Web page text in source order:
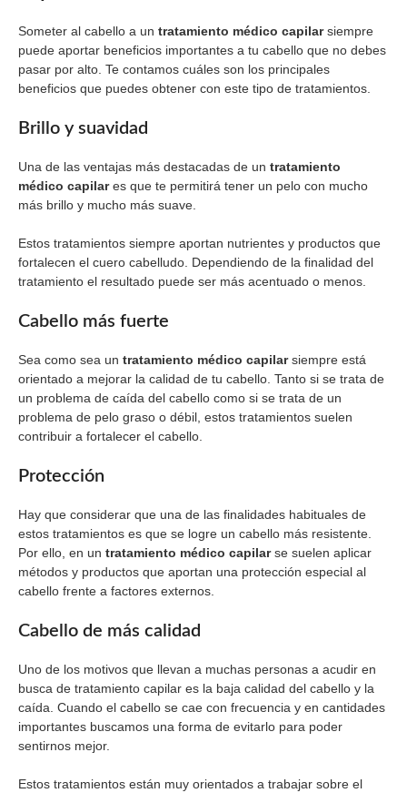
Someter al cabello a un tratamiento médico capilarsiempre
puede aportar beneficios importantes a tu cabello que no debes
pasar por alto. Te contamos cuáles son los principales
beneficios que puedes obtener con este tipo de tratamientos.
Brillo y suavidad
Una de las ventajas más destacadas de un tratamiento
médico capilares que te permitirá tener un pelo con mucho
más brillo y mucho más suave.
Estos tratamientos siempre aportan nutrientes y productos que
fortalecen el cuero cabelludo. Dependiendo de la finalidad del
tratamiento el resultado puede ser más acentuado o menos.
Cabello más fuerte
Sea como sea un tratamiento médico capilarsiempre está
orientado a mejorar la calidad de tu cabello. Tanto si se trata de
un problema de caída del cabello como si se trata de un
problema de pelo graso o débil, estos tratamientos suelen
contribuir a fortalecer el cabello.
Protección
Hay que considerar que una de las finalidades habituales de
estos tratamientos es que se logre un cabello más resistente.
Por ello, en un tratamiento médico capilarse suelen aplicar
métodos y productos que aportan una protección especial al
cabello frente a factores externos.
Cabello de más calidad
Uno de los motivos que llevan a muchas personas a acudir en
busca de tratamiento capilar es la baja calidad del cabello y la
caída. Cuando el cabello se cae con frecuencia y en cantidades
importantes buscamos una forma de evitarlo para poder
sentirnos mejor.
Estos tratamientos están muy orientados a trabajar sobre el